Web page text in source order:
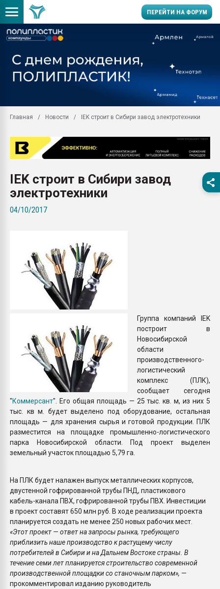
ПЕРЕЙТИ НА ФОРУМ
заводу пластмасс"
Помощь в подборе
Вакуум-формовочные
Подмосковье, Москва
первый план в
пластмасс
Главная Новости IEK строит в Сибири завод электротехники
IEK строит в Сибири завод
электротехники
04/10/2017
Группа компаний IEK
построит в
Новосибирской
области
производственного-
логистический
комплекс (ПЛК),
сообщает сегодня
"Коммерсант". Его общая площадь — 25 тыс. кв. м, из них 5
тыс. кв м. будет выделено под оборудование, остальная
площадь — для хранения сырья и готовой продукции. ПЛК
разместится на площадке промышленно-логистического
парка Новосибирской области. Под проект выделен
земельный участок площадью 5,79 га.
На ПЛК будет налажен выпуск металлических корпусов,
двустенной гофрированной трубы ПНД, пластикового
кабель-канала ПВХ, гофрированной трубы ПВХ. Инвестиции
в проект составят 650 млн руб. В ходе реализации проекта
планируется создать не менее 250 новых рабочих мест.
«Этот проект — ответ на запросы рынка, требующего
приблизить наше производство к растущему числу
потребителей в Сибири и на Дальнем Востоке страны. В
течение семи лет планируется строительство современной
производственной площадки со станочным парком», —
прокомментировал изданию руководитель